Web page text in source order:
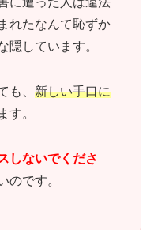
れたなんて恥ずか
隠しています。
も、 新しい手口に
す。
しないでくださ
のです。